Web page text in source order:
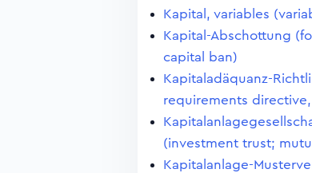
Kapital, variables
Kapital-Abschottung
capital ban)
Kapitaladäquanz-
requirements directive,
(investment trust;
Kapitalanlage-